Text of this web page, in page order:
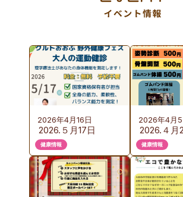
2026年4月16日
2026.５月17日
（日）KURUTOおお
ぶ 野外健康フェス
のご案内
健康情報
2026年4月5
2026.４月
（土）カ
ティック
ご案
健康情報